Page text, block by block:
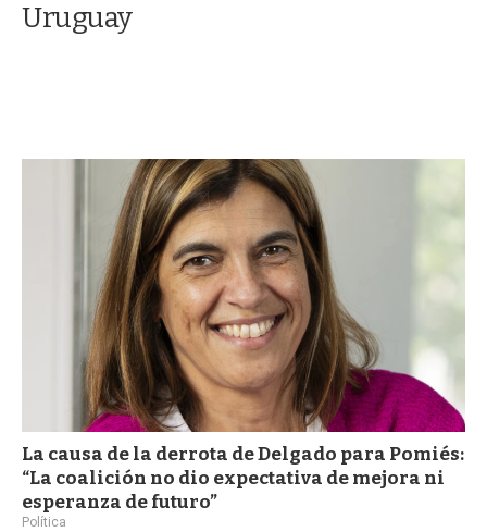
d
Uruguay
La causa de la derrota de Delgado para Pomiés:
“La coalición no dio expectativa de mejora ni
esperanza de futuro”
Política